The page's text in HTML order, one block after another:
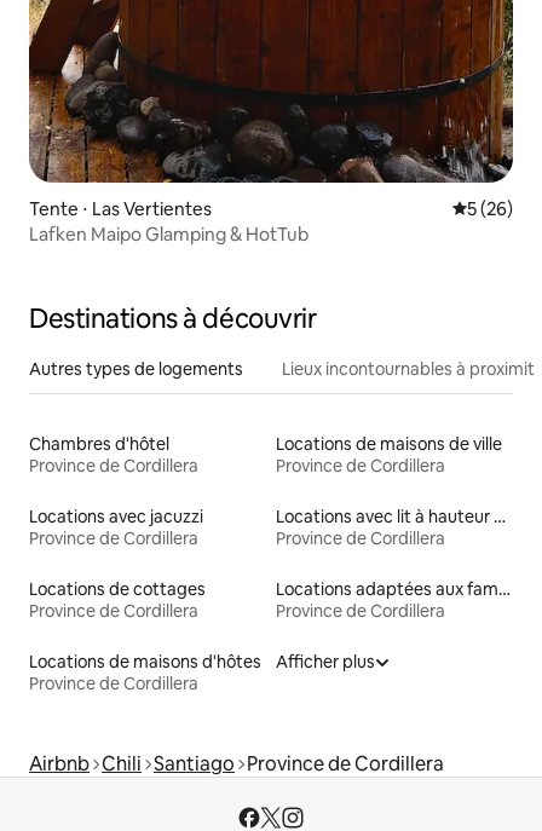
Tente ⋅ Las Vertientes
5 (26)
Lafken Maipo Glamping & HotTub
Destinations à découvrir
Autres types de logements Lieux incontournables à
Chambres d'hôtel
Province de Cordillera
Locations de maisons de ville
Province de Cordillera
Locations avec jacuzzi
Province de Cordillera
Locations avec lit à hauteur adaptée
Province de Cordillera
Locations de cottages
Province de Cordillera
Locations adaptées aux familles
Province de Cordillera
Locations de maisons d'hôtes
Province de Cordillera
Afficher plus
Airbnb Chili Santiago Province de Cordillera